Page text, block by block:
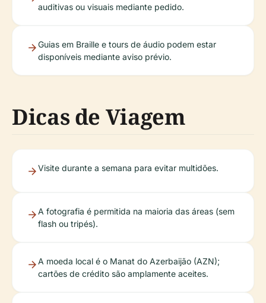
auditivas ou visuais mediante pedido.
Guias em Braille e tours de áudio podem estar
disponíveis mediante aviso prévio.
Dicas de Viagem
Visite durante a semana para evitar multidões.
A fotografia é permitida na maioria das áreas (sem
flash ou tripés).
A moeda local é o Manat do Azerbaijão (AZN);
cartões de crédito são amplamente aceites.